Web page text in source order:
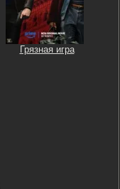
Грязная игра